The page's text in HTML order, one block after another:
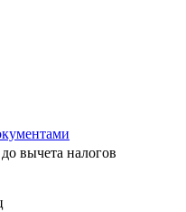
до вычета налогов